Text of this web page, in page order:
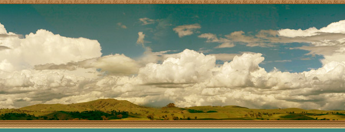
деревенские песни, русские песни, русские традиции, наши корни, русские самобытные традиции